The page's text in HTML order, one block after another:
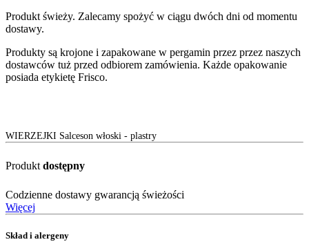
Produkt świeży. Zalecamy spożyć w ciągu dwóch dni od momentu
dostawy.
Produkty są krojone i zapakowane w pergamin przez przez naszych
dostawców tuż przed odbiorem zamówienia. Każde opakowanie
posiada etykietę Frisco.
WIERZEJKI Salceson włoski - plastry
Produkt dostępny
Codzienne dostawy gwarancją świeżości
Więcej
Skład i alergeny